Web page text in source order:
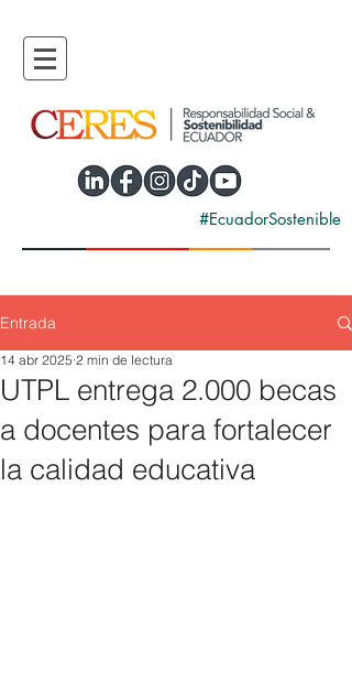
#EcuadorSostenible
Entrada
UTPL entrega 2.000 becas
a docentes para fortalecer
la calidad educativa
14 abr 2025 2 min de lectura